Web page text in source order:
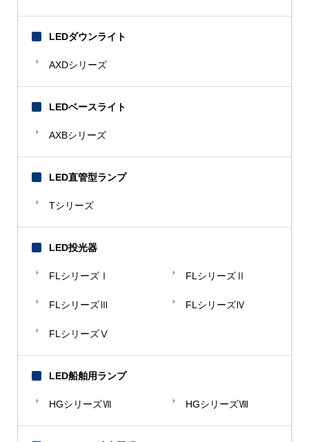
LEDダウンライト
AXDシリーズ
LEDベースライト
AXBシリーズ
LED直管型ランプ
Tシリーズ
LED投光器
FLシリーズⅠ FLシリーズⅡ
FLシリーズⅢ FLシリーズⅣ
FLシリーズⅤ
LED船舶用ランプ
HGシリーズⅦ HGシリーズⅧ